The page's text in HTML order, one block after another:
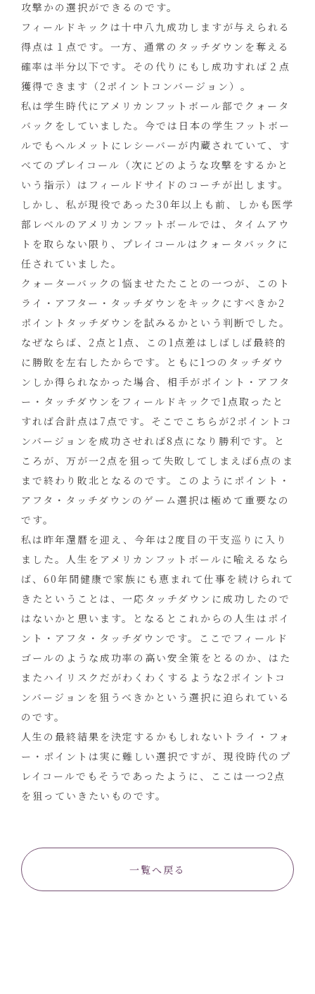
攻撃かの選択ができるのです。
フィールドキックは十中八九成功しますが与えられる
得点は１点です。一方、通常のタッチダウンを奪える
確率は半分以下です。その代りにもし成功すれば２点
獲得できます（2ポイントコンバージョン）。
私は学生時代にアメリカンフットボール部でクォータ
バックをしていました。今では日本の学生フットボー
ルでもヘルメットにレシーバーが内蔵されていて、す
べてのプレイコール（次にどのような攻撃をするかと
いう指示）はフィールドサイドのコーチが出します。
しかし、私が現役であった30年以上も前、しかも医学
部レベルのアメリカンフットボールでは、タイムアウ
トを取らない限り、プレイコールはクォータバックに
任されていました。
クォーターバックの悩ませたたことの一つが、このト
ライ・アフター・タッチダウンをキックにすべきか2
ポイントタッチダウンを試みるかという判断でした。
なぜならば、2点と1点、この1点差はしばしば最終的
に勝敗を左右したからです。ともに1つのタッチダウ
ンしか得られなかった場合、相手がポイント・アフタ
ー・タッチダウンをフィールドキックで1点取ったと
すれば合計点は7点です。そこでこちらが2ポイントコ
ンバージョンを成功させれば8点になり勝利です。と
ころが、万が一2点を狙って失敗してしまえば6点のま
まで終わり敗北となるのです。このようにポイント・
アフタ・タッチダウンのゲーム選択は極めて重要なの
です。
私は昨年還暦を迎え、今年は2度目の干支巡りに入り
ました。人生をアメリカンフットボールに喩えるなら
ば、60年間健康で家族にも恵まれて仕事を続けられて
きたということは、一応タッチダウンに成功したので
はないかと思います。となるとこれからの人生はポイ
ント・アフタ・タッチダウンです。ここでフィールド
ゴールのような成功率の高い安全策をとるのか、はた
またハイリスクだがわくわくするような2ポイントコ
ンバージョンを狙うべきかという選択に迫られている
のです。
人生の最終結果を決定するかもしれないトライ・フォ
ー・ポイントは実に難しい選択ですが、現役時代のプ
レイコールでもそうであったように、ここは一つ2点
を狙っていきたいものです。
一覧へ戻る